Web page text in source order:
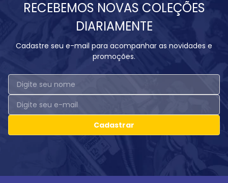
RECEBEMOS NOVAS COLEÇÕES
DIARIAMENTE
Cadastre seu e-mail para acompanhar as novidades e
promoções.
Cadastrar